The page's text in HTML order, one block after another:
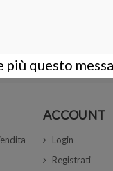
ACCOUNT
Login
Registrati
più questo